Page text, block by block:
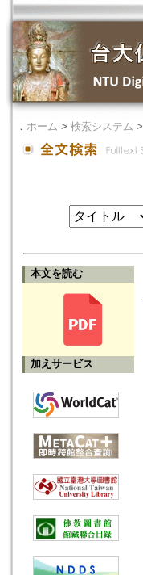
． ホーム > 検索システム >
本文を読む
加えサービス